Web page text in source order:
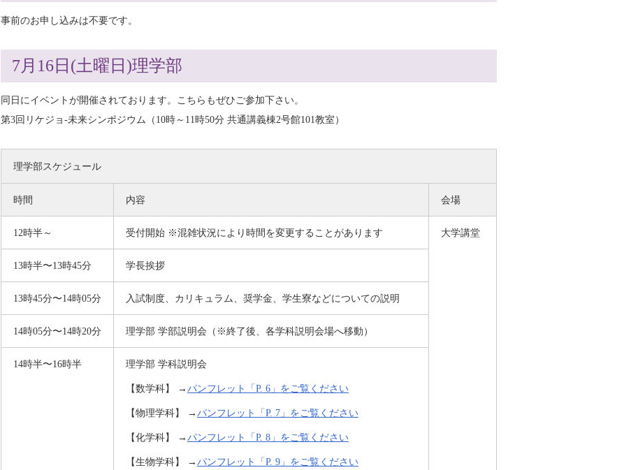
事前のお申し込みは不要です。
7月16日(土曜日)理学部
同日にイベントが開催されております。こちらもぜひご参加下さい。
第3回リケジョ-未来シンポジウム（10時～11時50分 共通講義棟2号館101教室）
理学部スケジュール
時間 内容 会場
12時半～ 受付開始 ※混雑状況により時間を変更することがあります 大学講堂
13時半〜13時45分 学長挨拶
13時45分〜14時05分 入試制度、カリキュラム、奨学金、学生寮などについての説明
14時05分〜14時20分 理学部 学部説明会（※終了後、各学科説明会場へ移動）
14時半〜16時半 理学部 学科説明会
【数学科】 →パンフレット「P. 6」をご覧ください
【物理学科】 →パンフレット「P. 7」をご覧ください
【化学科】 →パンフレット「P. 8」をご覧ください
【生物学科】 →パンフレット「P. 9」をご覧ください